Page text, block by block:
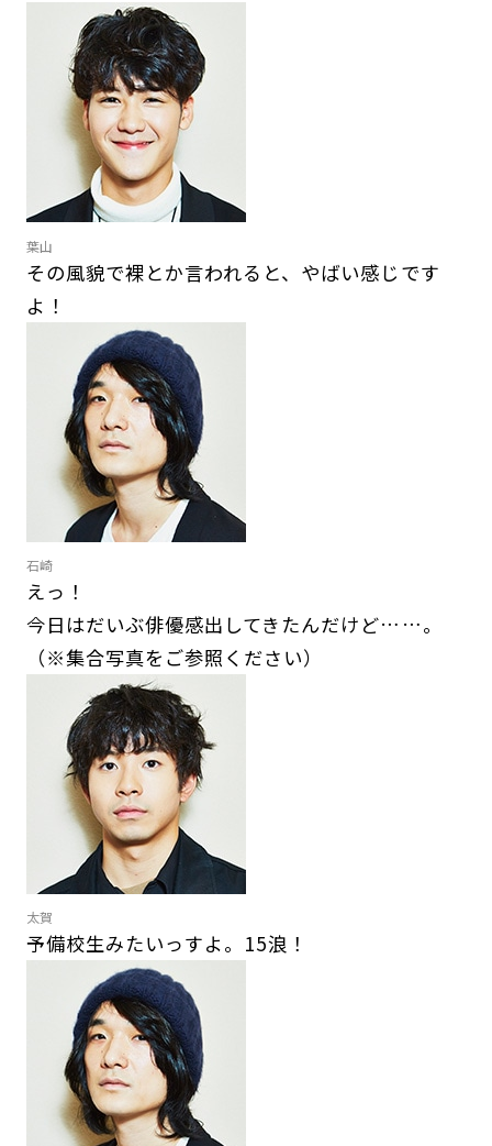
葉山
その風貌で裸とか言われると、やばい感じです
よ！
石崎
えっ！
今日はだいぶ俳優感出してきたんだけど……。
（※集合写真をご参照ください）
太賀
予備校生みたいっすよ。15浪！